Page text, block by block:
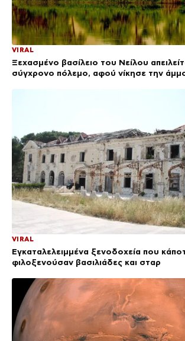
VIRAL
Ξεχασμένο βασίλειο του Νείλου
σύγχρονο πόλεμο, αφού νίκησε την
VIRAL
Εγκαταλελειμμένα ξενοδοχεία που
φιλοξενούσαν βασιλιάδες και σταρ